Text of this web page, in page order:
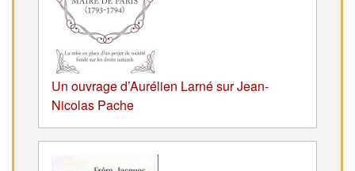
Un ouvrage d’Aurélien Larné sur Jean-
Nicolas Pache